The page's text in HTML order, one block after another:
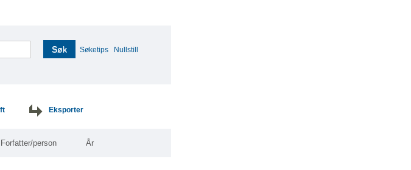
Søk Søketips Nullstill
Eksporter
Forfatter/person År